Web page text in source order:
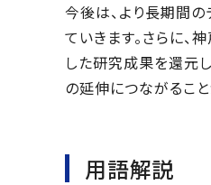
今後は、より長期間の
ていきます。さらに
した研究成果を還元
の延伸につながるこ
用語解説